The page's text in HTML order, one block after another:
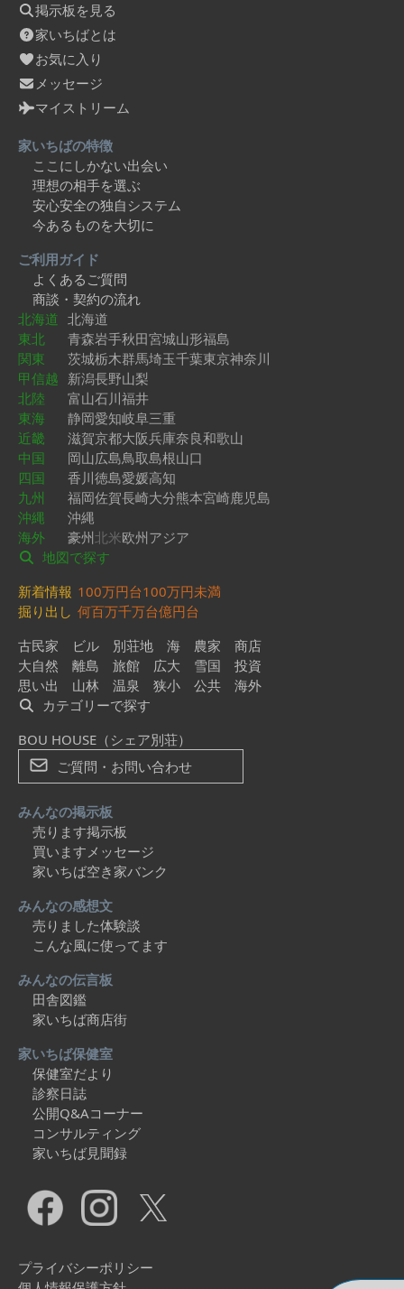
掲示板を見る
家いちばとは
お気に入り
メッセージ
マイストリーム
家いちばの特徴
ここにしかない出会い
理想の相手を選ぶ
安心安全の独自システム
今あるものを大切に
ご利用ガイド
よくあるご質問
商談・契約の流れ
北海道 北海道
東北
青森岩手秋田宮城山形福島
関東
茨城栃木群馬埼玉千葉東京神奈川
甲信越 新潟長野山梨
北陸
富山石川福井
東海
静岡愛知岐阜三重
近畿
滋賀京都大阪兵庫奈良和歌山
中国
岡山広島鳥取島根山口
四国
香川徳島愛媛高知
九州
福岡佐賀長崎大分熊本宮崎鹿児島
沖縄
沖縄
海外
豪州北米欧州アジア
地図で探す
新着情報 100万円台100万円未満
掘り出し 何百万千万台億円台
古民家
ビル 別荘地 海 農家
商店
大自然
離島 旅館 広大 雪国
投資
思い出
山林 温泉 狭小 公共
海外
カテゴリーで探す
BOU HOUSE（シェア別荘）
ご質問・お問い合わせ
みんなの掲示板
売ります掲示板
買いますメッセージ
家いちば空き家バンク
みんなの感想文
売りました体験談
こんな風に使ってます
みんなの伝言板
田舎図鑑
家いちば商店街
家いちば保健室
保健室だより
診察日誌
公開Q&Aコーナー
コンサルティング
家いちば見聞録
プライバシーポリシー